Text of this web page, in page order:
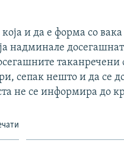
и да е форма со
надминале
сепак нешто и да се
не се информира до